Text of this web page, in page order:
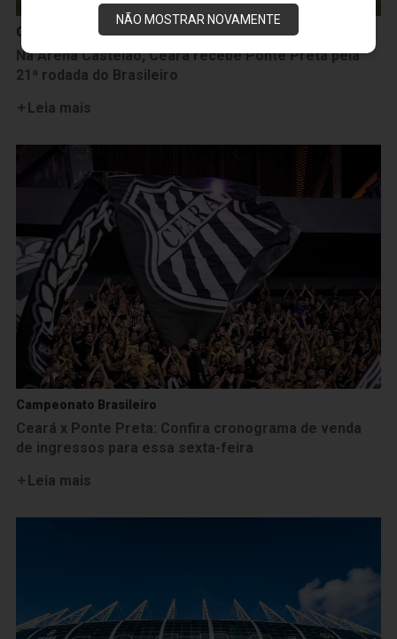
NÃO MOSTRAR NOVAMENTE
Campeonato Brasileiro
Na Arena Castelão, Ceará recebe Ponte Preta pela
21ª rodada do Brasileiro
Leia mais
Campeonato Brasileiro
Ceará x Ponte Preta: Confira cronograma de venda
de ingressos para essa sexta-feira
Leia mais